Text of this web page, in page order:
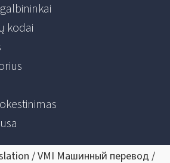
kodai
/ VMI Машинный перевод /